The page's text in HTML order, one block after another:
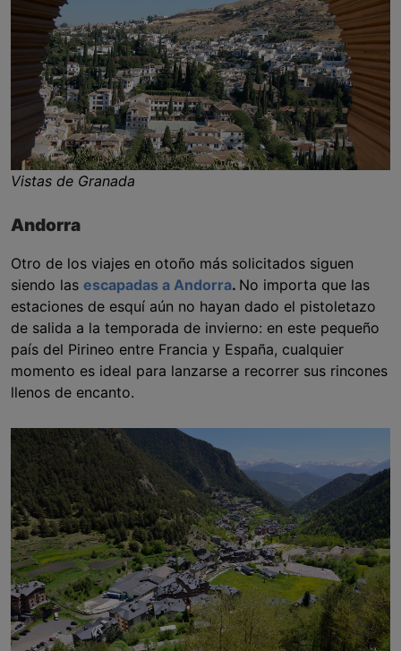
Vistas de Granada
Andorra
Otro de los viajes en otoño más solicitados siguen
siendo las escapadas a Andorra. No importa que las
estaciones de esquí aún no hayan dado el pistoletazo
de salida a la temporada de invierno: en este pequeño
país del Pirineo entre Francia y España, cualquier
momento es ideal para lanzarse a recorrer sus rincones
llenos de encanto.